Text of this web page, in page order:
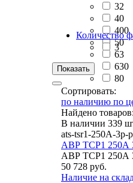
32
40
400
50
63
630
80
Количество
3
Сортировать:
по наличию по
Найдено
В наличии 339
ats-tsr1-250A-3p-
АВР ТСР1 250А
АВР ТСР1 250А
50 728 руб.
Наличие на